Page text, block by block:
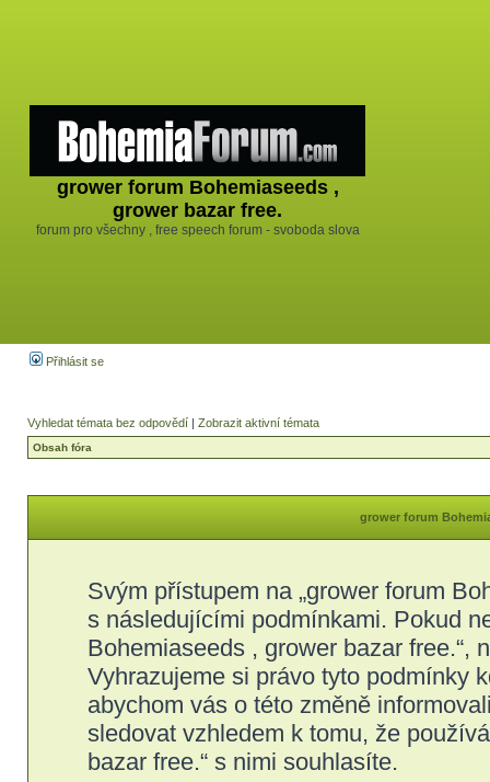
grower forum Bohemiaseeds ,
grower bazar free.
forum pro všechny , free speech forum - svoboda slova
Přihlásit se
Vyhledat témata bez odpovědí | Zobrazit aktivní témata
Obsah fóra
grower forum
Svým přístupem na „grower forum
s následujícími podmínkami. Pokud
Bohemiaseeds , grower bazar free.“,
Vyhrazujeme si právo tyto podmínky
abychom vás o této změně
sledovat vzhledem k tomu, že
bazar free.“ s nimi souhlasíte.